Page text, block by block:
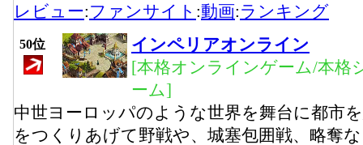
レビュー:ファンサイト :動画:ランキング
50位
インペリアオンライン
[本格オンラインゲーム/本格
ーム]
中世ヨーロッパのような世界を舞台に都市
をつくりあげて野戦や、城塞包囲戦、略奪